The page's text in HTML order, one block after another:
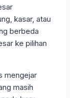
kasar, atau
berbeda
ke pilihan
mengejar
masih